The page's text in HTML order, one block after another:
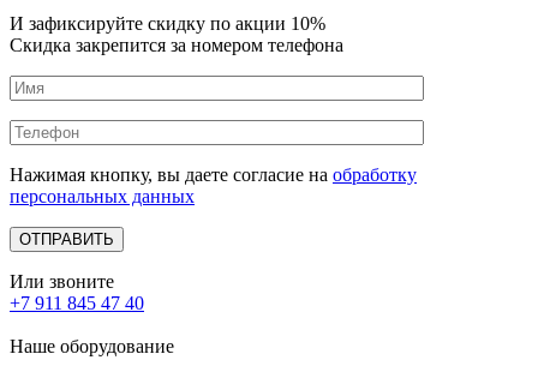
И зафиксируйте скидку по акции 10%
Скидка закрепится за номером телефона
Нажимая кнопку, вы даете согласие на обработку
персональных данных
Или звоните
+7 911 845 47 40
Наше оборудование